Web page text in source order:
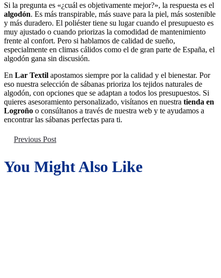
Si la pregunta es «¿cuál es objetivamente mejor?», la respuesta es el
algodón. Es más transpirable, más suave para la piel, más sostenible
y más duradero. El poliéster tiene su lugar cuando el presupuesto es
muy ajustado o cuando priorizas la comodidad de mantenimiento
frente al confort. Pero si hablamos de calidad de sueño,
especialmente en climas cálidos como el de gran parte de España, el
algodón gana sin discusión.
En Lar Textil apostamos siempre por la calidad y el bienestar. Por
eso nuestra selección de sábanas prioriza los tejidos naturales de
algodón, con opciones que se adaptan a todos los presupuestos. Si
quieres asesoramiento personalizado, visítanos en nuestra tienda en
Logroño o consúltanos a través de nuestra web y te ayudamos a
encontrar las sábanas perfectas para ti.
Navegación
De
Previous Post
You Might Also Like